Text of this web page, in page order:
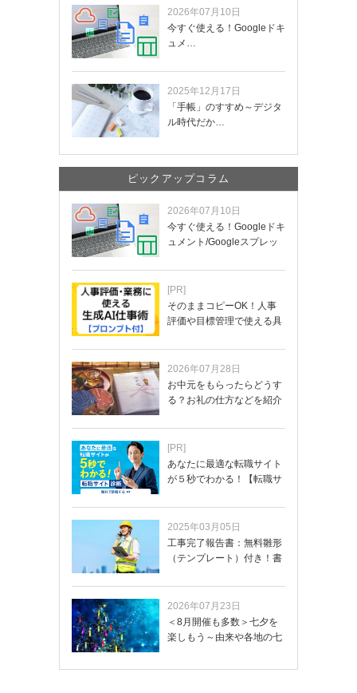
2026年07月10日
今すぐ使える！Googleドキ
ュメ…
2025年12月17日
「手帳」のすすめ～デジタ
ル時代だか…
ピックアップコラム
2026年07月10日
今すぐ使える！Googleドキ
ュメント/Googleスプレッ
[PR]
そのままコピーOK！人事
評価や目標管理で使える具
2026年07月28日
お中元をもらったらどうす
る？お礼の仕方などを紹介
[PR]
あなたに最適な転職サイト
が５秒でわかる！【転職サ
2025年03月05日
工事完了報告書：無料雛形
（テンプレート）付き！書
2026年07月23日
＜8月開催も多数＞七夕を
楽しもう～由来や各地の七